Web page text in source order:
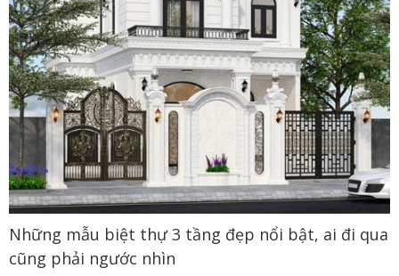
Những mẫu biệt thự 3 tầng đẹp nổi bật, ai đi qua
cũng phải ngước nhìn